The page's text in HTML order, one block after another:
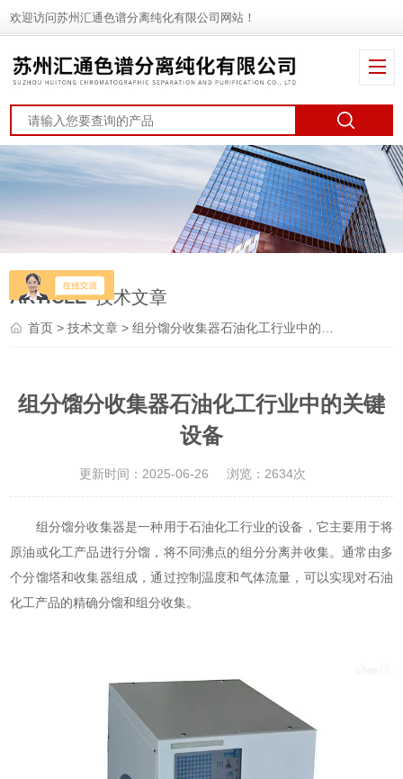
欢迎访问苏州汇通色谱分离纯化有限公司网站！
ARTICLE 技术文章
首页 >技术文章 > 组分馏分收集器石油化工行业中的关键设备
组分馏分收集器石油化工行业中的关键
设备
更新时间：2025-06-26 浏览：2634次
组分馏分收集器是一种用于石油化工行业的设备，它主要用于将
原油或化工产品进行分馏，将不同沸点的组分分离并收集。通常由多
个分馏塔和收集器组成，通过控制温度和气体流量，可以实现对石油
化工产品的精确分馏和组分收集。